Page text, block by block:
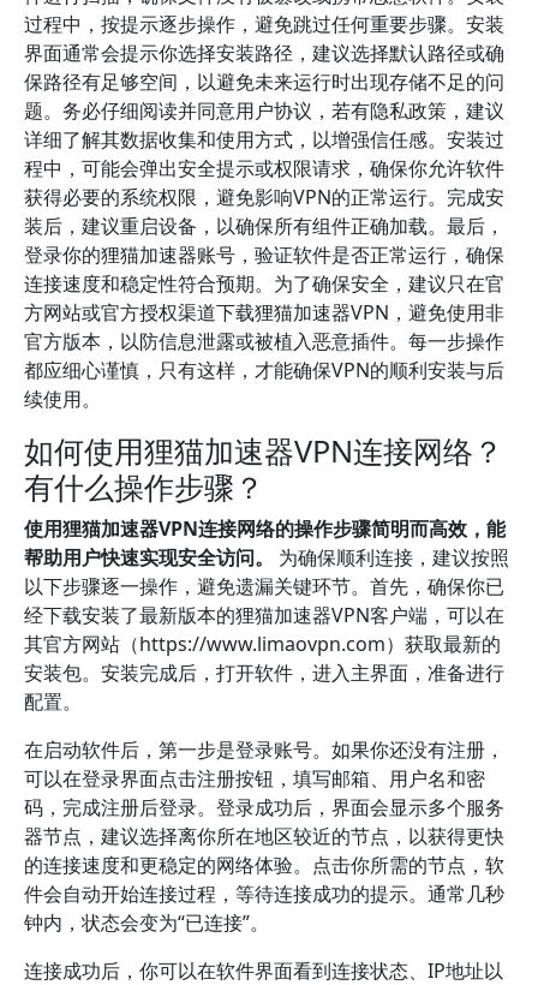
过程中，按提示逐步操作，避免跳过任何重要步骤。安装
界面通常会提示你选择安装路径，建议选择默认路径或确
保路径有足够空间，以避免未来运行时出现存储不足的问
题。务必仔细阅读并同意用户协议，若有隐私政策，建议
详细了解其数据收集和使用方式，以增强信任感。安装过
程中，可能会弹出安全提示或权限请求，确保你允许软件
获得必要的系统权限，避免影响VPN的正常运行。完成安
装后，建议重启设备，以确保所有组件正确加载。最后，
登录你的狸猫加速器账号，验证软件是否正常运行，确保
连接速度和稳定性符合预期。为了确保安全，建议只在官
方网站或官方授权渠道下载狸猫加速器VPN，避免使用非
官方版本，以防信息泄露或被植入恶意插件。每一步操作
都应细心谨慎，只有这样，才能确保VPN的顺利安装与后
续使用。
如何使用狸猫加速器VPN连接网络？
有什么操作步骤？
使用狸猫加速器VPN连接网络的操作步骤简明而高效，能
帮助用户快速实现安全访问。 为确保顺利连接，建议按照
以下步骤逐一操作，避免遗漏关键环节。首先，确保你已
经下载安装了最新版本的狸猫加速器VPN客户端，可以在
其官方网站（https://www.limaovpn.com）获取最新的
安装包。安装完成后，打开软件，进入主界面，准备进行
配置。
在启动软件后，第一步是登录账号。如果你还没有注册，
可以在登录界面点击注册按钮，填写邮箱、用户名和密
码，完成注册后登录。登录成功后，界面会显示多个服务
器节点，建议选择离你所在地区较近的节点，以获得更快
的连接速度和更稳定的网络体验。点击你所需的节点，软
件会自动开始连接过程，等待连接成功的提示。通常几秒
钟内，状态会变为“已连接”。
连接成功后，你可以在软件界面看到连接状态、IP地址以